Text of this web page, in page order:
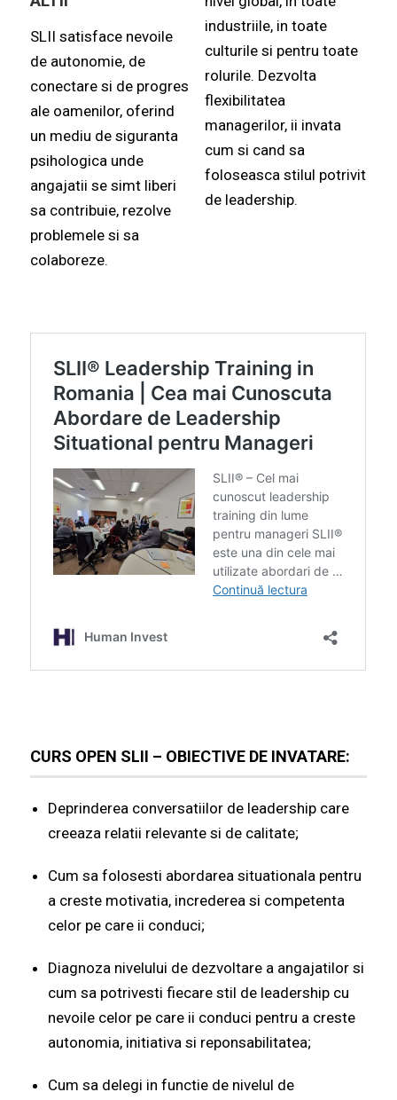
SLII satisface nevoile
de autonomie, de
conectare si de progres
ale oamenilor, oferind
un mediu de siguranta
psihologica unde
angajatii se simt liberi
sa contribuie, rezolve
problemele si sa
colaboreze.
industriile, in toate
culturile si pentru toate
rolurile. Dezvolta
flexibilitatea
managerilor, ii invata
cum si cand sa
foloseasca stilul potrivit
de leadership.
CURS OPEN SLII – OBIECTIVE DE INVATARE:
Deprinderea conversatiilor de leadership care
creeaza relatii relevante si de calitate;
Cum sa folosesti abordarea situationala pentru
a creste motivatia, increderea si competenta
celor pe care ii conduci;
Diagnoza nivelului de dezvoltare a angajatilor si
cum sa potrivesti fiecare stil de leadership cu
nevoile celor pe care ii conduci pentru a creste
autonomia, initiativa si reponsabilitatea;
Cum sa delegi in functie de nivelul de